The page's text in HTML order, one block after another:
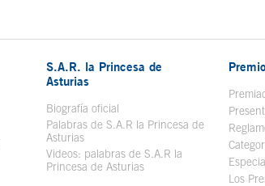
en ventana nueva
S.A.R. la Princesa de
Asturias
Biografía oficial Se abre en ventana nueva
Palabras de S.A.R la Princesa de
Asturias
Videos: palabras de S.A.R la
Princesa de Asturias
Los